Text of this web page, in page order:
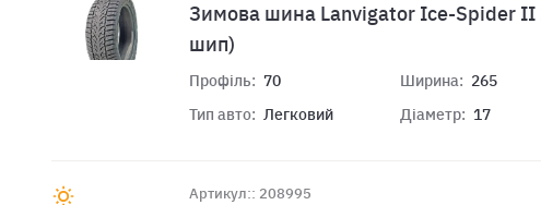
Зимова шина Lanvigator Ice-Spider
шип)
Профіль: 70
Тип авто: Легковий
Ширина: 265
Діаметр: 17
Артикул:: 208995